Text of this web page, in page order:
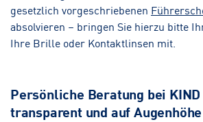
gesetzlich vorgeschriebenen
absolvieren – bringen Sie hierzu bitte
Ihre Brille oder Kontaktlinsen mit.
Persönliche Beratung bei
transparent und auf Augenhöhe